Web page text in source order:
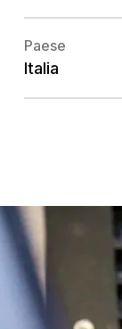
Paese
Italia